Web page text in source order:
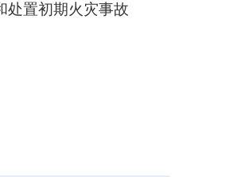
处置初期火灾事故